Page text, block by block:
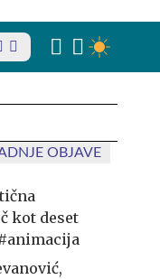
OBJAVE
kot deset